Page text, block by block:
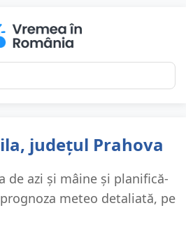
județul Prahova
de azi și mâine și planifică-
meteo detaliată, pe